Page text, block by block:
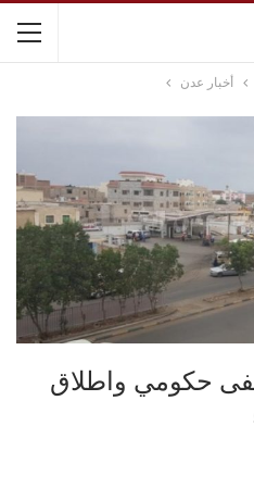
أخبار عدن
حكومي واطلاق